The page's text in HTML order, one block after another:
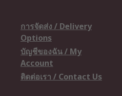
การจัดส่ง / Delivery
Options
บัญชีของฉัน / My
Account
ติดต่อเรา / Contact Us